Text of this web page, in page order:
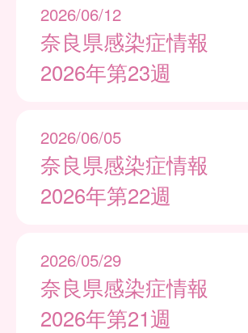
2026/06/12
奈良県感染症情報
2026年第23週
2026/06/05
奈良県感染症情報
2026年第22週
2026/05/29
奈良県感染症情報
2026年第21週